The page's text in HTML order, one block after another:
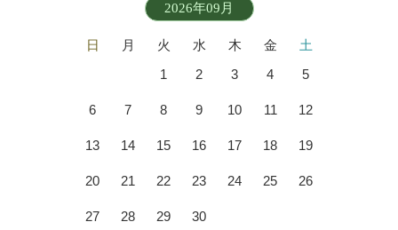
2026年09月
日 月 火 水 木 金
土
1
2 3 4 5
6 7 8 9 10 11 12
13 14 15 16 17 18 19
20 21 22 23 24 25 26
27 28 29 30